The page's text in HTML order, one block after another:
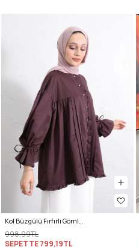
Kol Büzgülü Fırfırlı Gömlek Y0093 MÜRDÜM
998,99TL
SEPETTE799,19TL